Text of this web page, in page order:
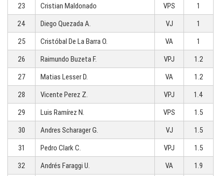
23
Cristian Maldonado VPS
1
24
Diego Quezada A. VJ
1
25
Cristóbal De La Barra O. VA
1
26
Raimundo Buzeta F. VPJ
1.2
27
Matias Lesser D. VA
1.2
28
Vicente Perez Z. VPJ
1.4
29
Luis Ramírez N. VPS
1.5
30
Andres Scharager G. VJ
1.5
31
Pedro Clark C. VPJ
1.5
32
Andrés Faraggi U. VA
1.9